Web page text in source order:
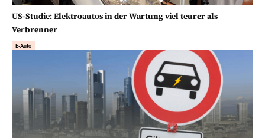
US-Studie: Elektroautos in der Wartung viel teurer als
Verbrenner
E-Auto